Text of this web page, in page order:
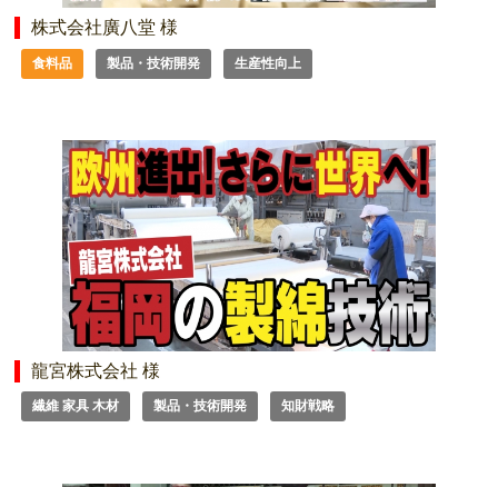
株式会社廣八堂 様
食料品 製品・技術開発 生産性向上
龍宮株式会社 様
繊維 家具 木材 製品・技術開発 知財戦略